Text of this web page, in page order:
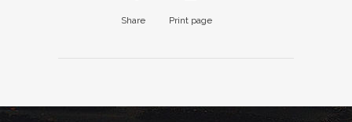
Share Print page